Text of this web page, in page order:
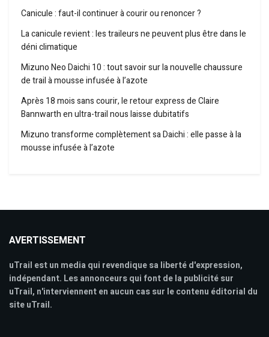
Canicule : faut-il continuer à courir ou renoncer ?
La canicule revient : les traileurs ne peuvent plus être dans le
déni climatique
Mizuno Neo Daichi 10 : tout savoir sur la nouvelle chaussure
de trail à mousse infusée à l’azote
Après 18 mois sans courir, le retour express de Claire
Bannwarth en ultra-trail nous laisse dubitatifs
Mizuno transforme complètement sa Daichi : elle passe à la
mousse infusée à l’azote
AVERTISSEMENT
uTrail est un media qui revendique sa liberté d'expression,
indépendant. Les annonceurs qui font de la publicité sur
uTrail, n'interviennent en aucun cas sur le contenu éditorial du
site uTrail.